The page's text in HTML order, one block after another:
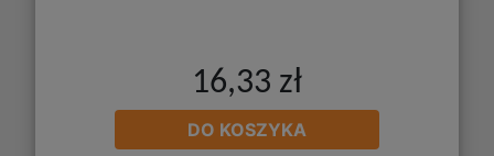
16,33 zł
DO KOSZYKA